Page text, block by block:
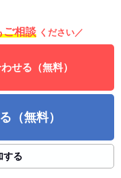
ご相談 ください／
せる（無料）
（無料）
する